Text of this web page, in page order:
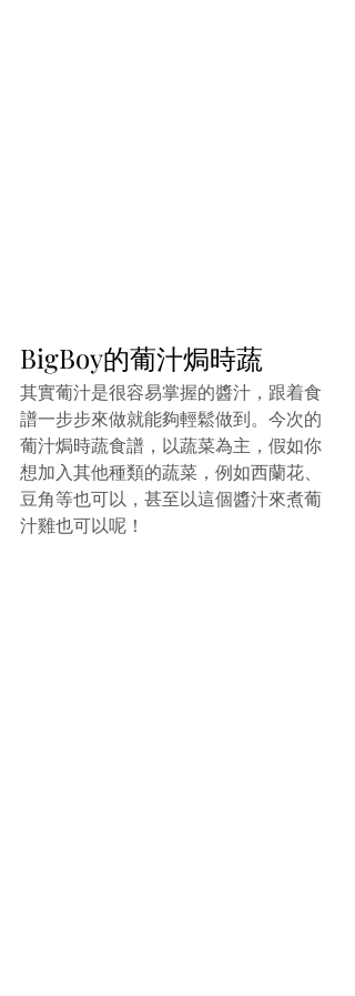
BigBoy的葡汁焗時蔬
其實葡汁是很容易掌握的醬汁，跟着食
譜一步步來做就能夠輕鬆做到。今次的
葡汁焗時蔬食譜，以蔬菜為主，假如你
想加入其他種類的蔬菜，例如西蘭花、
豆角等也可以，甚至以這個醬汁來煮葡
汁雞也可以呢！